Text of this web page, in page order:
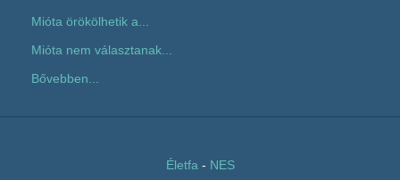
Mióta örökölhetik a...
Mióta nem választanak...
Bővebben...
Életfa - NES